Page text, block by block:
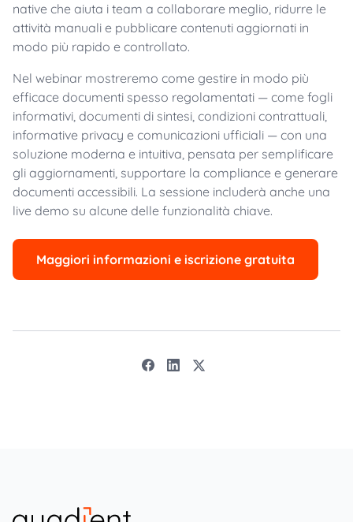
native che aiuta i team a collaborare meglio, ridurre le
attività manuali e pubblicare contenuti aggiornati in
modo più rapido e controllato.
Nel webinar mostreremo come gestire in modo più
efficace documenti spesso regolamentati — come fogli
informativi, documenti di sintesi, condizioni contrattuali,
informative privacy e comunicazioni ufficiali — con una
soluzione moderna e intuitiva, pensata per semplificare
gli aggiornamenti, supportare la compliance e generare
documenti accessibili. La sessione includerà anche una
live demo su alcune delle funzionalità chiave.
Maggiori informazioni e iscrizione gratuita